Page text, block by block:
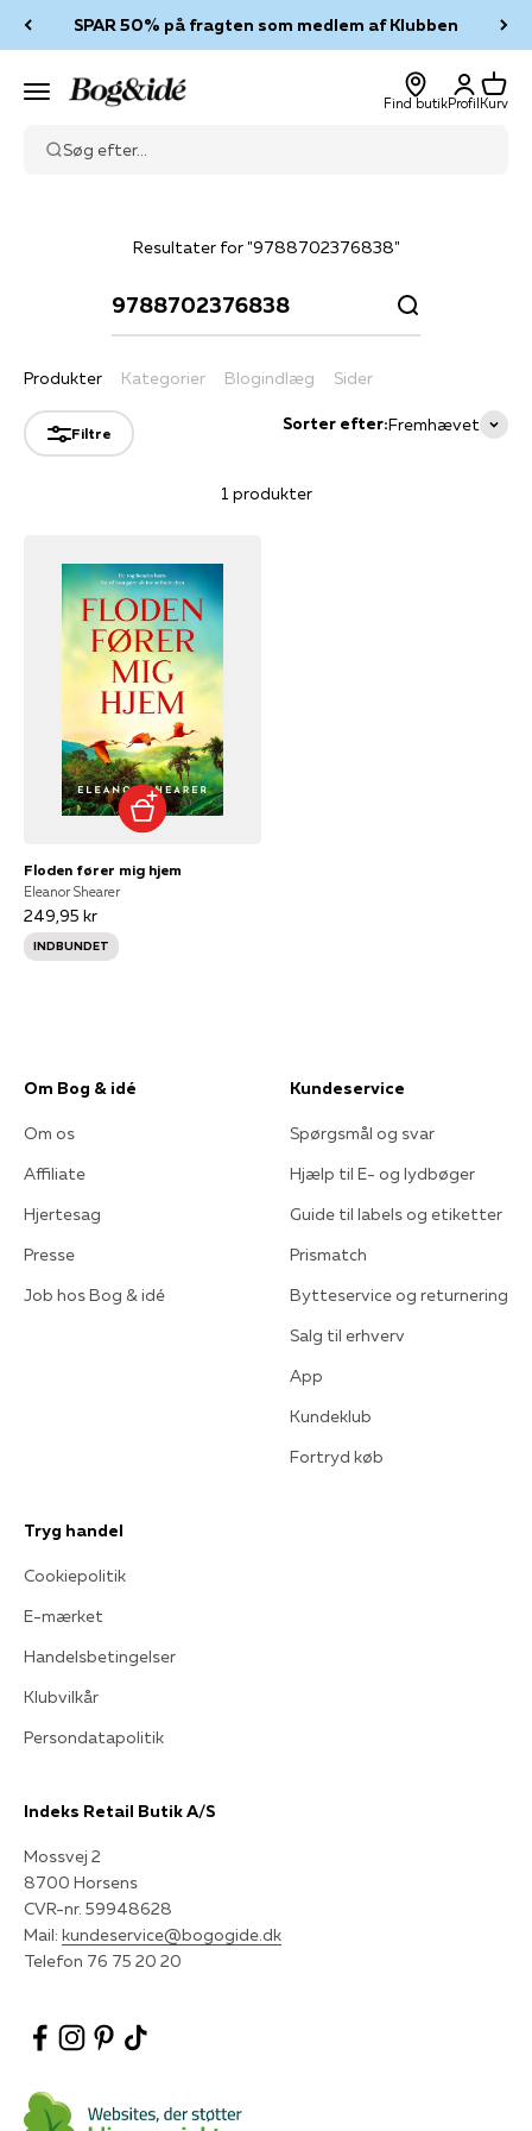
SPAR 50% på fragten som medlem af Klubben
Menu Bog & idé
Find butik
Log ind
Profil
Kurv
Kurv
Søg efter...
Resultater for "9788702376838"
Produkter
Filtre Sorter efter:Fremhævet
1 produkter
Floden fører mig hjem
Eleanor Shearer
249,95 kr
INDBUNDET
Kategorier Blogindlæg Sider
Om Bog & idé
Om os
Affiliate
Hjertesag
Presse
Job hos Bog & idé
Kundeservice
Spørgsmål og svar
Hjælp til E- og lydbøger
Guide til labels og etiketter
Prismatch
Bytteservice og returnering
Salg til erhverv
App
Kundeklub
Fortryd køb
Tryg handel
Cookiepolitik
E-mærket
Handelsbetingelser
Klubvilkår
Persondatapolitik
Indeks Retail Butik A/S
Mossvej 2
8700 Horsens
CVR-nr. 59948628
Mail: kundeservice@bogogide.dk
Telefon 76 75 20 20